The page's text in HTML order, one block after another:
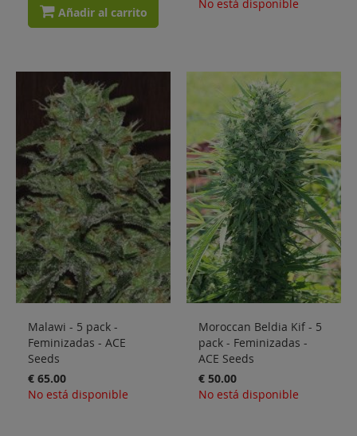
Añadir al carrito
No está disponible
Malawi - 5 pack -
Feminizadas - ACE
Seeds
€ 65.00
No está disponible
Moroccan Beldia Kif - 5
pack - Feminizadas -
ACE Seeds
€ 50.00
No está disponible